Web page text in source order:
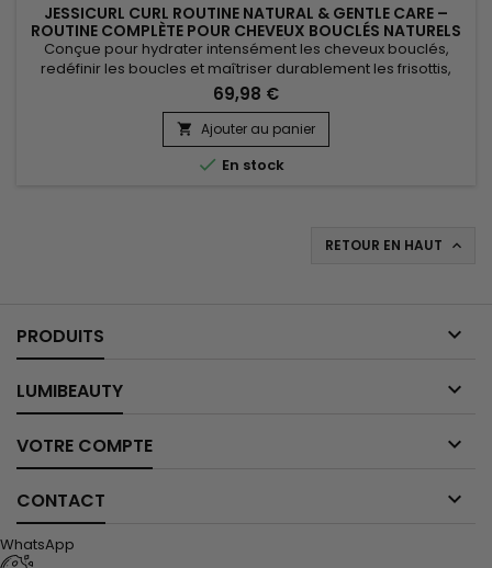
JESSICURL CURL ROUTINE NATURAL & GENTLE CARE –
ROUTINE COMPLÈTE POUR CHEVEUX BOUCLÉS NATURELS
ET HYDRATÉS
Conçue pour hydrater intensément les cheveux bouclés,
redéfinir les boucles et maîtriser durablement les frisottis,
cette routine capillaire experte agit au cœur de la fibre.
Jessicurl Curl Routine Natural & Gentle Care associe aloe
vera, glycérine végétale et actifs botaniques pour une
nutrition profonde sans effet gras ni alourdissement. Elle...
69,98 €
 Ajouter au panier
 En stock
RETOUR EN HAUT 
PRODUITS 
LUMIBEAUTY 
VOTRE COMPTE 
CONTACT 
WhatsApp